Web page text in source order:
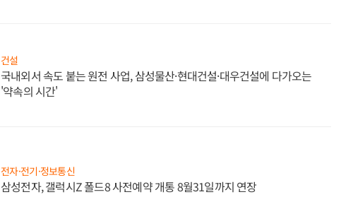
건설
국내외서 속도 붙는 원전 사업, 삼성물산·현대건설·대우건설에 다가오는
'약속의 시간'
전자·전기·정보통신
삼성전자, 갤럭시Z 폴드8 사전예약 개통 8월31일까지 연장